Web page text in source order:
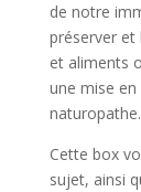
de notre
préserver
et aliments
une mise
naturopathe.
Cette box
sujet, ainsi